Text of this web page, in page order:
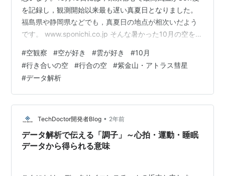
を記録し，観測開始以来最も遅い真夏日となりました。
福島県や静岡県などでも，真夏日の地点が相次いだよう
です。 www.sponichi.co.jp そんな暑かった10月の空を切
10月の気温推移 参考図書・参考URL 行合の空（ゆきあい
のそら） 季節の変わり目，特に夏から秋に変わる時期は
「行き合い」と呼ばれます。その頃の空を「行合の空」
と呼び，古くは平安時代の和歌にも詠まれているんだそ
うで。 行合の空では，空高くに秋の空，空の低いと…
#空観察 #空が好き #雲が好き #10月
#行き合いの空 #行合の空 #紫金山・アトラス彗星
#データ解析
TechDoctor開発者Blog • 2年前
データ解析で伝える「調子」～心拍・運動・睡眠
データから得られる意味